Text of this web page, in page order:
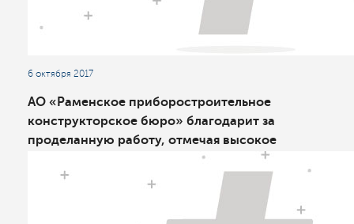
6 октября 2017
АО «Раменское приборостроительное
конструкторское бюро» благодарит за
проделанную работу, отмечая высокое
качество результатов и компетентность
специалистов АО «ПМСОФТ» при внедрении